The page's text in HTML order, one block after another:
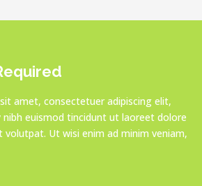
amet, consectetuer adipiscing elit,
nibh euismod tincidunt ut laoreet dolore
volutpat. Ut wisi enim ad minim veniam,